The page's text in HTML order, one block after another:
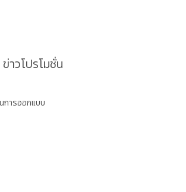
ข่าวโปรโมชั่น
การออกแบบ